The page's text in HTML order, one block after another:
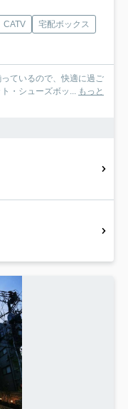
CATV
宅配ボックス
ているので、快適に過ご
・シューズボッ... もっと